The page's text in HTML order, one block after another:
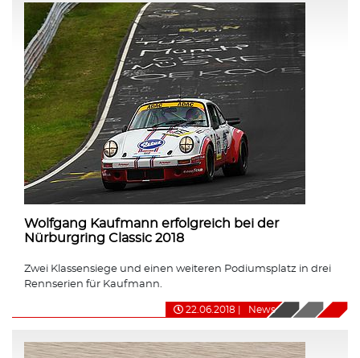
Wolfgang Kaufmann erfolgreich bei der
Nürburgring Classic 2018
Zwei Klassensiege und einen weiteren Podiumsplatz in drei
Rennserien für Kaufmann.
22.06.2018 News